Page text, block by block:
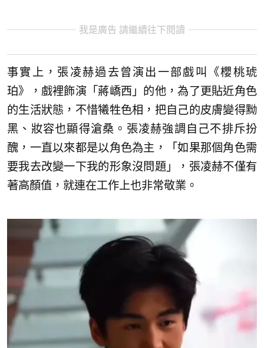
我是廣告 請繼續往下閱讀
事實上，張凌赫過去曾演出一部戲叫《櫻桃琥
珀》，戲裡飾演「蔣嶠西」的他，為了更貼近角色
的生活狀態，不惜犧牲色相，把自己的皮膚變得黝
黑、妝容也顯得滄桑。張凌赫強調自己不排斥扮
醜，一直以來都是以角色為主，「如果那個角色需
要我去改變一下我的形象沒問題」，張凌赫不僅有
著高顏值，就連在工作上也非常敬業。